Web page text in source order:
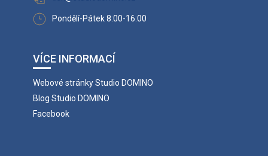
Pondělí-Pátek 8:00-16:00
VÍCE INFORMACÍ
Webové stránky Studio DOMINO
Blog Studio DOMINO
Facebook